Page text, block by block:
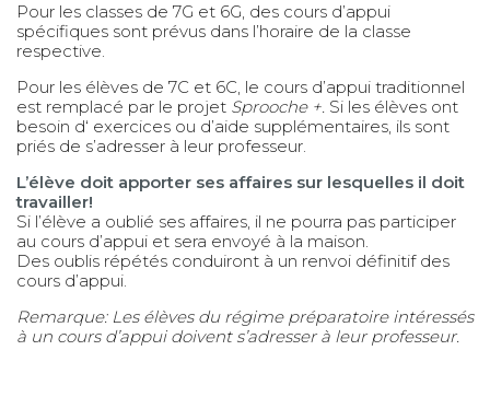
Pour les classes de 7G et 6G, des cours d’appui
spécifiques sont prévus dans l’horaire de la classe
respective.
Pour les élèves de 7C et 6C, le cours d’appui traditionnel
est remplacé par le projet Sprooche +. Si les élèves ont
besoin d‘ exercices ou d’aide supplémentaires, ils sont
priés de s’adresser à leur professeur.
L’élève doit apporter ses affaires sur lesquelles il doit
travailler!
Si l’élève a oublié ses affaires, il ne pourra pas participer
au cours d’appui et sera envoyé à la maison.
Des oublis répétés conduiront à un renvoi définitif des
cours d’appui.
Remarque: Les élèves du régime préparatoire intéressés
à un cours d’appui doivent s’adresser à leur professeur.